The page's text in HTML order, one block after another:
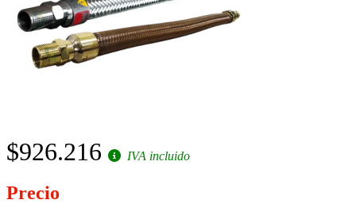
$926.216 IVA incluido
Precio